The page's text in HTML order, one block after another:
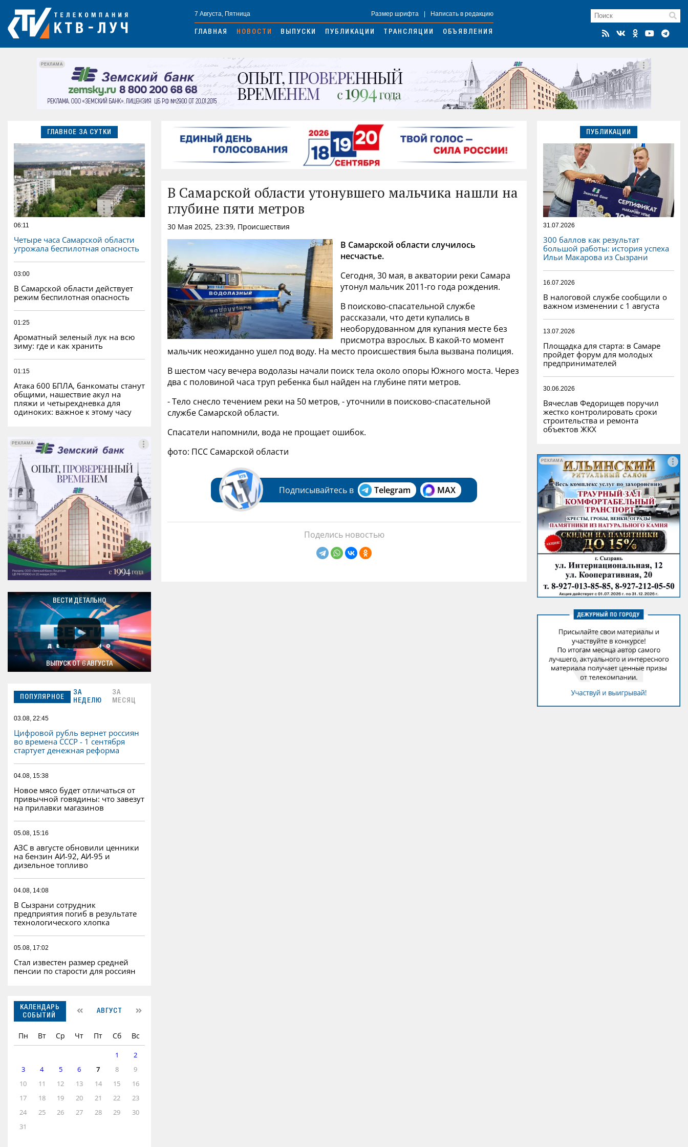
7 Августа, Пятница Размер шрифта Написать в редакцию
ГЛАВНАЯ НОВОСТИ ВЫПУСКИ ПУБЛИКАЦИИ ТРАНСЛЯЦИИ ОБЪЯВЛЕНИЯ
РЕКЛАМА
ГЛАВНОЕ ЗА СУТКИ
06:11
Четыре часа Самарской области
угрожала беспилотная опасность
03:00
В Самарской области действует
режим беспилотная опасность
01:25
Ароматный зеленый лук на всю
зиму: где и как хранить
01:15
Атака 600 БПЛА, банкоматы станут
общими, нашествие акул на
пляжи и четырехдневка для
одиноких: важное к этому часу
РЕКЛАМА
РЕКЛАМА
ВЕСТИ ДЕТАЛЬНО
ВЫПУСК ОТ 6 АВГУСТА
ПОПУЛЯРНОЕ
ЗА
НЕДЕЛЮ
ЗА
МЕСЯЦ
03.08, 22:45
Цифровой рубль вернет россиян
во времена СССР - 1 сентября
стартует денежная реформа
04.08, 15:38
Новое мясо будет отличаться от
привычной говядины: что завезут
на прилавки магазинов
05.08, 15:16
АЗС в августе обновили ценники
на бензин АИ-92, АИ-95 и
дизельное топливо
04.08, 14:08
В Сызрани сотрудник
предприятия погиб в результате
технологического хлопка
05.08, 17:02
Стал известен размер средней
пенсии по старости для россиян
КАЛЕНДАРЬ
СОБЫТИЙ
АВГУСТ
Пн Вт Ср Чт Пт Сб Вс
1
2
3
4 5 6 7 8
9
10
11 12 13 14 15
16
17
18 19 20 21 22
23
24
25 26 27 28 29
30
31
В Самарской области утонувшего мальчика нашли на
глубине пяти метров
30 Мая 2025, 23:39, Происшествия
В Самарской области случилось
несчастье.
Сегодня, 30 мая, в акватории реки Самара
утонул мальчик 2011-го года рождения.
В поисково-спасательной службе
рассказали, что дети купались в
необорудованном для купания месте без
присмотра взрослых. В какой-то момент
мальчик неожиданно ушел под воду. На место происшествия была вызвана полиция.
В шестом часу вечера водолазы начали поиск тела около опоры Южного моста. Через
два с половиной часа труп ребенка был найден на глубине пяти метров.
- Тело снесло течением реки на 50 метров, - уточнили в поисково-спасательной
службе Самарской области.
Спасатели напомнили, вода не прощает ошибок.
фото: ПСС Самарской области
Подписывайтесь в Telegram MAX
Поделись новостью
ПУБЛИКАЦИИ
31.07.2026
300 баллов как результат
большой работы: история успеха
Ильи Макарова из Сызрани
16.07.2026
В налоговой службе сообщили о
важном изменении с 1 августа
13.07.2026
Площадка для старта: в Самаре
пройдет форум для молодых
предпринимателей
30.06.2026
Вячеслав Федорищев поручил
жестко контролировать сроки
строительства и ремонта
объектов ЖКХ
РЕКЛАМА